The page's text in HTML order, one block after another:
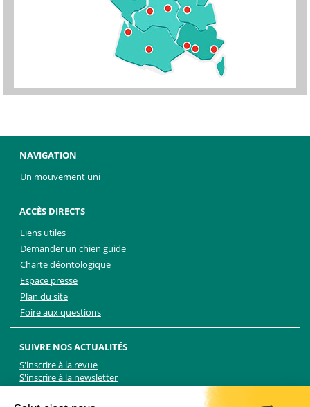
NAVIGATION
Un mouvement uni
ACCÈS DIRECTS
Liens utiles
Demander un chien guide
Charte déontologique
Espace presse
Plan du site
Foire aux questions
SUIVRE NOS ACTUALITÉS
S'inscrire à la revue
S'inscrire à la newsletter
TikTok